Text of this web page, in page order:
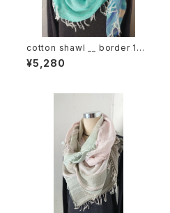
cotton shawl __ border 160
海嶺w
¥5,280